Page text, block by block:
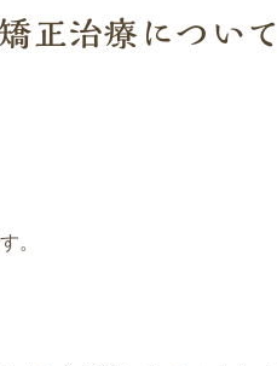
正治療について
。